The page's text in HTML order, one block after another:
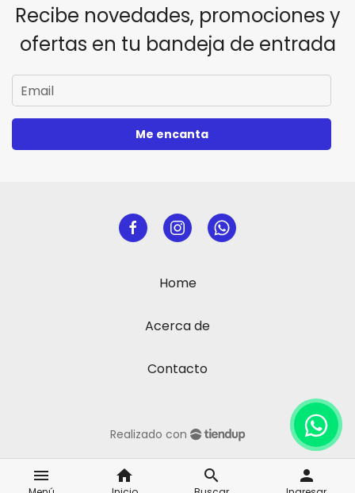
menu home search person
Recibe novedades, promociones y
ofertas en tu bandeja de entrada
Me encanta
Home
Acerca de
Contacto
Realizado con